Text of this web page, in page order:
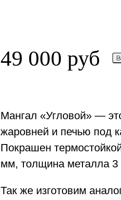
49 000 руб
Мангал «Угловой» —
жаровней и печью под
Покрашен
мм, толщина металла
Так же изготовим